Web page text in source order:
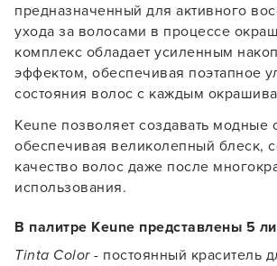
предназначенный для активного
ухода за волосами в процессе
комплекс обладает усиленным
эффектом, обеспечивая поэтапное
состояния волос с каждым
Keune позволяет создавать модные
обеспечивая великолепный блеск,
качество волос даже после
использования.
В палитре Keune представлены 5
Tinta Color- постоянный краситель